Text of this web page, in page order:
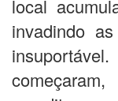
local
invadindo